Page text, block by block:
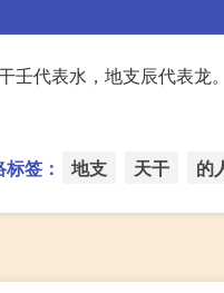
壬代表水，地支辰代表
签： 地支 天干 的